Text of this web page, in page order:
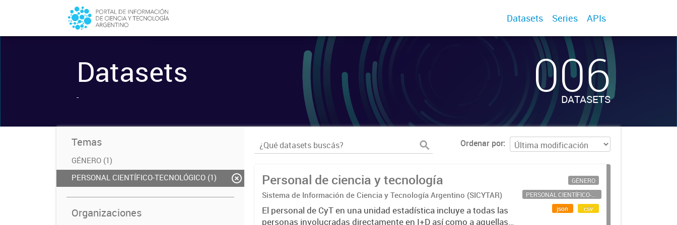
Datasets Series APIs
Datasets
- 006
DATASETS
Temas
GÉNERO (1)
PERSONAL CIENTÍFICO-TECNOLÓGICO (1)
Organizaciones
Ordenar por
Personal de ciencia y tecnología
Sistema de Información de Ciencia y Tecnología Argentino (SICYTAR)
El personal de CyT en una unidad estadística incluye a todas las
personas involucradas directamente en I+D así como a aquellas
GÉNERO
PERSONAL CIENTÍFICO-TECNOLÓGICO
json
csv